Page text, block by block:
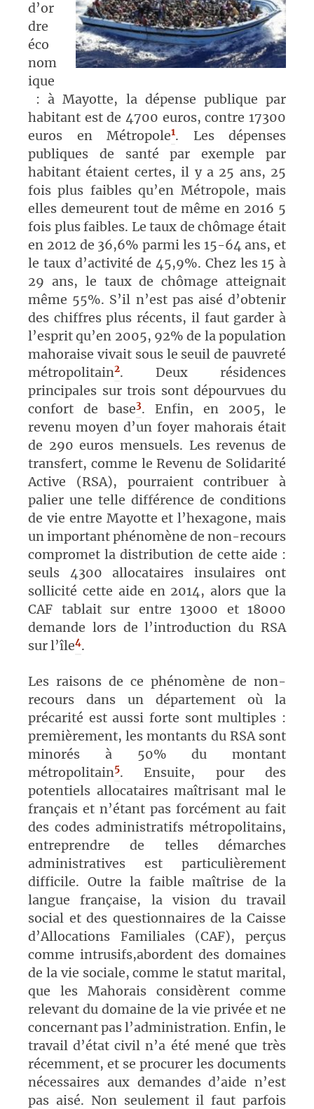
d’or
dre
éco
nom
ique
: à Mayotte, la dépense publique par
habitant est de 4700 euros, contre 17300
euros en Métropole1. Les dépenses
publiques de santé par exemple par
habitant étaient certes, il y a 25 ans, 25
fois plus faibles qu’en Métropole, mais
elles demeurent tout de même en 2016 5
fois plus faibles. Le taux de chômage était
en 2012 de 36,6% parmi les 15-64 ans, et
le taux d’activité de 45,9%. Chez les 15 à
29 ans, le taux de chômage atteignait
même 55%. S’il n’est pas aisé d’obtenir
des chiffres plus récents, il faut garder à
l’esprit qu’en 2005, 92% de la population
mahoraise vivait sous le seuil de pauvreté
métropolitain2. Deux résidences
principales sur trois sont dépourvues du
confort de base3. Enfin, en 2005, le
revenu moyen d’un foyer mahorais était
de 290 euros mensuels. Les revenus de
transfert, comme le Revenu de Solidarité
Active (RSA), pourraient contribuer à
palier une telle différence de conditions
de vie entre Mayotte et l’hexagone, mais
un important phénomène de non-recours
compromet la distribution de cette aide :
seuls 4300 allocataires insulaires ont
sollicité cette aide en 2014, alors que la
CAF tablait sur entre 13000 et 18000
demande lors de l’introduction du RSA
sur l’île4.
Les raisons de ce phénomène de non-
recours dans un département où la
précarité est aussi forte sont multiples :
premièrement, les montants du RSA sont
minorés à 50% du montant
métropolitain5. Ensuite, pour des
potentiels allocataires maîtrisant mal le
français et n’étant pas forcément au fait
des codes administratifs métropolitains,
entreprendre de telles démarches
administratives est particulièrement
difficile. Outre la faible maîtrise de la
langue française, la vision du travail
social et des questionnaires de la Caisse
d’Allocations Familiales (CAF), perçus
comme intrusifs,abordent des domaines
de la vie sociale, comme le statut marital,
que les Mahorais considèrent comme
relevant du domaine de la vie privée et ne
concernant pas l’administration. Enfin, le
travail d’état civil n’a été mené que très
récemment, et se procurer les documents
nécessaires aux demandes d’aide n’est
pas aisé. Non seulement il faut parfois